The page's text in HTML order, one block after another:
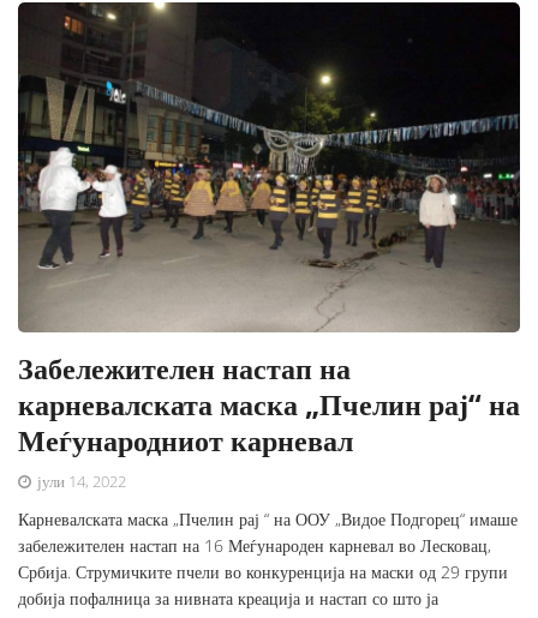
Забележителен настап на
карневалската маска „Пчелин рај“ на
Меѓународниот карневал
јули 14, 2022
Карневалската маска „Пчелин рај “ на ООУ „Видое Подгорец“ имаше
забележителен настап на 16 Меѓународен карневал во Лесковац,
Србија. Струмичките пчели во конкуренција на маски од 29 групи
добија пофалница за нивната креација и настап со што ја